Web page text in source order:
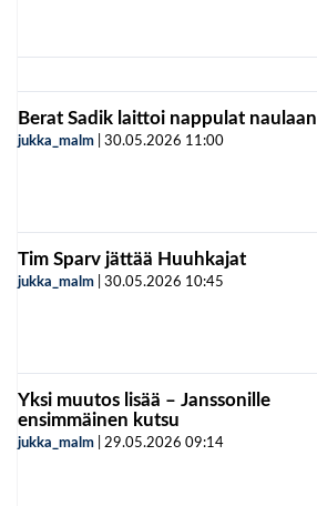
Berat Sadik laittoi nappulat naulaan
jukka_malm 30.05.2026 11:00
Tim Sparv jättää Huuhkajat
jukka_malm 30.05.2026 10:45
Yksi muutos lisää – Janssonille
ensimmäinen kutsu
jukka_malm 29.05.2026 09:14